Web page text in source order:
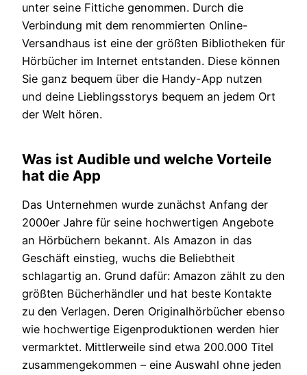
unter seine Fittiche genommen. Durch die
Verbindung mit dem renommierten Online-
Versandhaus ist eine der größten Bibliotheken für
Hörbücher im Internet entstanden. Diese können
Sie ganz bequem über die Handy-App nutzen
und deine Lieblingsstorys bequem an jedem Ort
der Welt hören.
Was ist Audible und welche Vorteile
hat die App
Das Unternehmen wurde zunächst Anfang der
2000er Jahre für seine hochwertigen Angebote
an Hörbüchern bekannt. Als Amazon in das
Geschäft einstieg, wuchs die Beliebtheit
schlagartig an. Grund dafür: Amazon zählt zu den
größten Bücherhändler und hat beste Kontakte
zu den Verlagen. Deren Originalhörbücher ebenso
wie hochwertige Eigenproduktionen werden hier
vermarktet. Mittlerweile sind etwa 200.000 Titel
zusammengekommen – eine Auswahl ohne jeden